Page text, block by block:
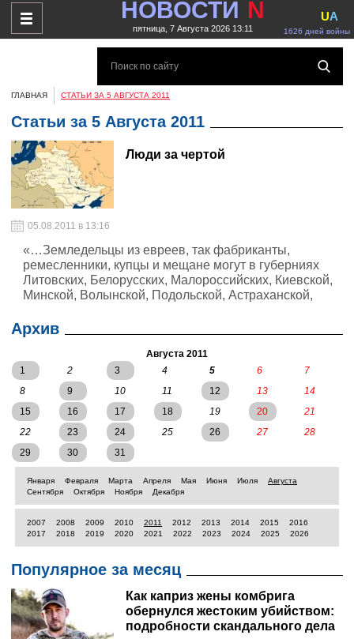
НОВОСТИ N
пятница, 7 Августа 2026 13:11 1626 дней войны
UA
ГЛАВНАЯ СТАТЬИ ЗА 5 АВГУСТА 2011
Статьи за 5 Августа 2011
Люди за чертой
05.08.2011 в 13:16
«…Земледельцы из евреев, так фабриканты,
ремесленники, купцы и мещане могут в губерниях
Литовских, Белорусских, Малороссийских, Киевской,
Минской, Волынской, Подольской, Астраханской,
Таврической, приобретать покупкою незаселенные
земли, продавать их, закладывать, дарить и завещать
в наследство, во всем пространстве указа 12 декабря
1802 года.
Архив
Августа 2011
1
2 3 4 5 6
7
8
9 10 11 12 13
14
15
16 17 18 19 20
21
22
23 24 25 26 27
28
29
30 31
Января Февраля Марта Апреля Мая Июня Июля
Августа
Сентября
Октября Ноября Декабря
2007 2008 2009 2010 2011 2012 2013 2014 2015
2016
2017
2018 2019 2020 2021 2022 2023 2024 2025 2026
Популярное за месяц
Как каприз жены комбрига
обернулся жестоким убийством:
подробности скандального дела